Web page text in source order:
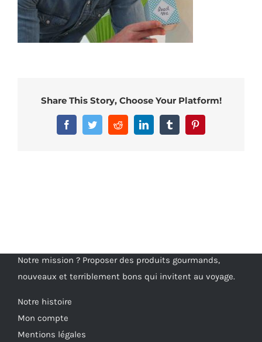
Share This Story, Choose Your Platform!
FacebookTwitterRedditLinkedInTumblr
Notre mission ? Proposer des produits gourmands,
nouveaux et terriblement bons qui invitent au voyage.
Notre histoire
Mon compte
Mentions légales